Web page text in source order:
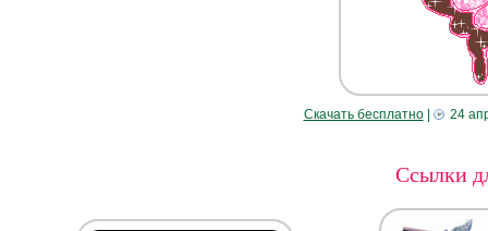
Скачать бесплатно| 24
Ссылки